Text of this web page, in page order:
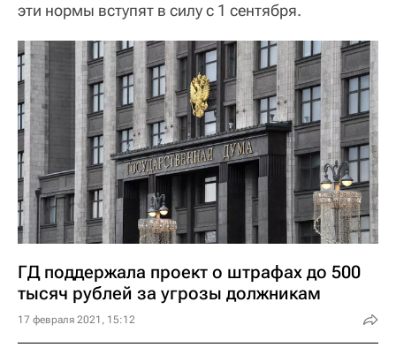
эти нормы вступят в силу с 1 сентября.
ГД поддержала проект о штрафах до 500
тысяч рублей за угрозы должникам
17 февраля 2021, 15:12